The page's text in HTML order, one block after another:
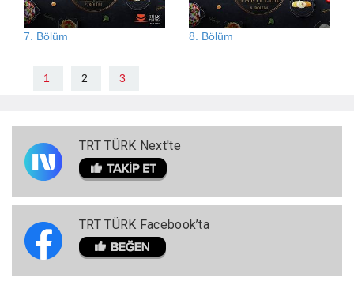
7. Bölüm 8. Bölüm
1 2 3
TRT TÜRK Next'te
TRT TÜRK Facebook’ta